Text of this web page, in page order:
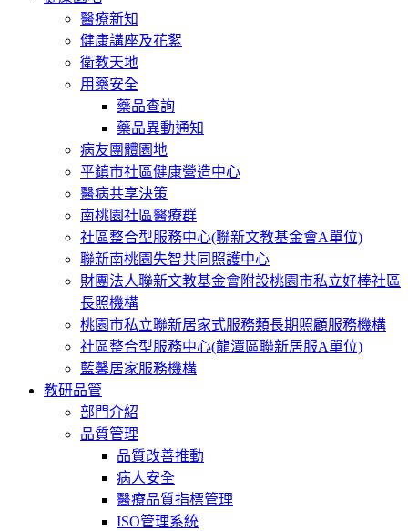
醫療新知
健康講座及花絮
衛教天地
用藥安全
藥品查詢
藥品異動通知
病友團體園地
平鎮市社區健康營造中心
醫病共享決策
南桃園社區醫療群
社區整合型服務中心(聯新文教基金會A單位)
聯新南桃園失智共同照護中心
財團法人聯新文教基金會附設桃園市私立好棒社區
長照機構
桃園市私立聯新居家式服務類長期照顧服務機構
社區整合型服務中心(龍潭區聯新居服A單位)
藍馨居家服務機構
教研品管
部門介紹
品質管理
品質改善推動
病人安全
醫療品質指標管理
ISO管理系統